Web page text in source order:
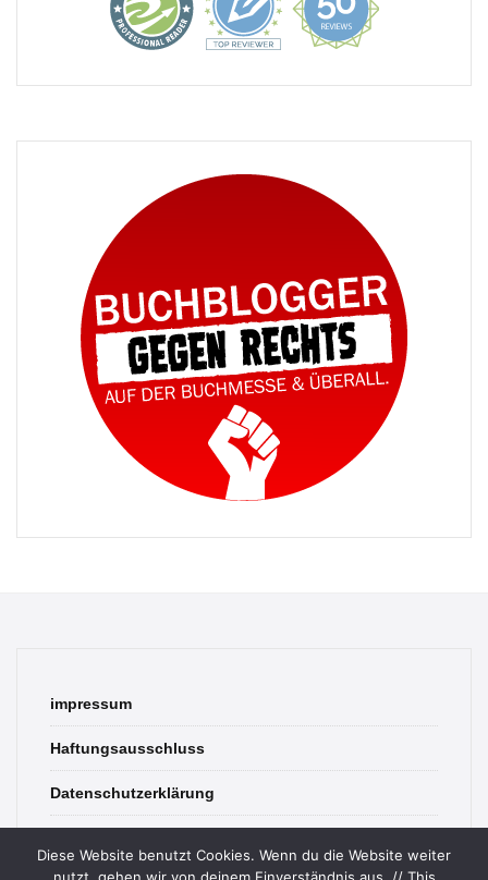
impressum
Haftungsausschluss
Datenschutzerklärung
Diese Website benutzt Cookies. Wenn du die Website weiter